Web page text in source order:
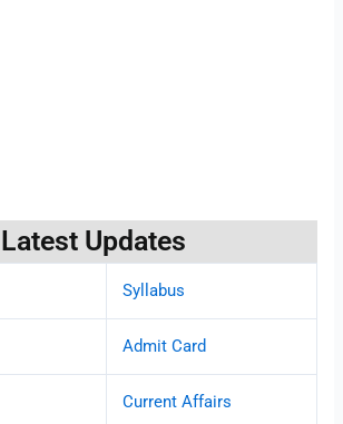
Latest Updates
Syllabus
Admit Card
Current Affairs